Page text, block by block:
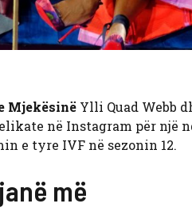
Mjekësinë Ylli Quad Webb
në Instagram për një
e tyre IVF në sezonin 12.
më